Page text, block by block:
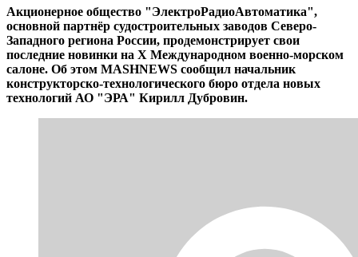
Акционерное общество "ЭлектроРадиоАвтоматика",
основной партнёр судостроительных заводов Северо-
Западного региона России, продемонстрирует свои
последние новинки на X Международном военно-морском
салоне. Об этом MASHNEWS сообщил начальник
конструкторско-технологического бюро отдела новых
технологий АО "ЭРА" Кирилл Дубровин.